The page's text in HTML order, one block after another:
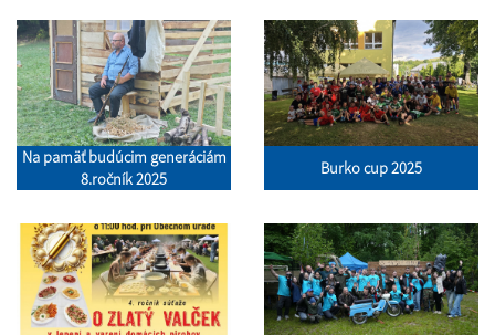
Na pamäť budúcim generáciám
8.ročník 2025
Burko cup 2025